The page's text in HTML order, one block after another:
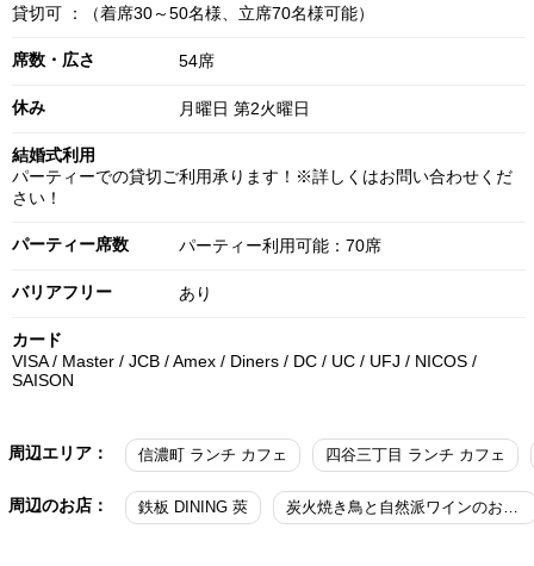
貸切可 ：（着席30～50名様、立席70名様可能）
席数・広さ 54席
休み 月曜日 第2火曜日
結婚式利用
パーティーでの貸切ご利用承ります！※詳しくはお問い合わせくだ
さい！
パーティー席数 パーティー利用可能：70席
バリアフリー あり
カード
VISA / Master / JCB / Amex / Diners / DC / UC / UFJ / NICOS /
SAISON
周辺エリア： 信濃町 ランチ カフェ 四谷三丁目 ランチ カフェ
周辺のお店： 鉄板 DINING 莢 炭火焼き鳥と自然派ワインのお店Gallo